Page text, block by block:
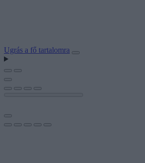
Ugrás a fő tartalomra